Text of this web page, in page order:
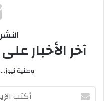
آخر الأخبار
وطنية
أ